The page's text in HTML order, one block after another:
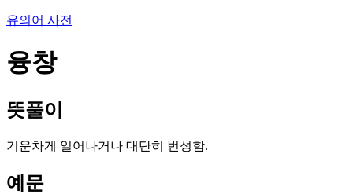
유의어 사전
융창
뜻풀이
기운차게 일어나거나 대단히 번성함.
예문